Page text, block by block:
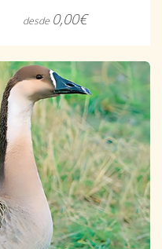
desde 0,00€